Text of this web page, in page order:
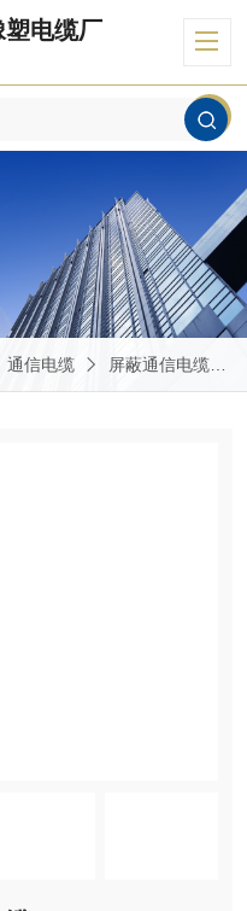
电缆厂
通信电缆 屏蔽通信电缆